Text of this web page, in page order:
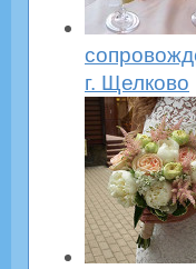
г. Щелково